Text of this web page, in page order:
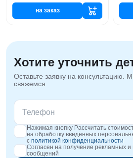
на заказ
Хотите уточнить
Оставьте заявку на консультацию.
свяжемся
Нажимая кнопку Рассчитать
на обработку введённых
с политикой конфиденциальности
Согласен на получение рекламных
сообщений